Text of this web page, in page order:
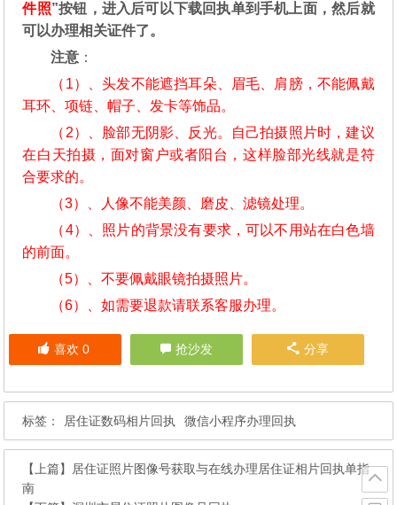
件照”按钮，进入后可以下载回执单到手机上面，然后就
可以办理相关证件了。
注意 ：
（1）、头发不能遮挡耳朵、眉毛、肩膀，不能佩戴
耳环、项链、帽子、发卡等饰品。
（2）、脸部无阴影、反光。自己拍摄照片时，建议
在白天拍摄，面对窗户或者阳台，这样脸部光线就是符
合要求的。
（3）、人像不能美颜、磨皮、滤镜处理。
（4）、照片的背景没有要求，可以不用站在白色墙
的前面。
（5）、不要佩戴眼镜拍摄照片。
（6）、如需要退款请联系客服办理。
喜欢 0 抢沙发 分享
标签： 居住证数码相片回执 微信小程序办理回执
【上篇】 居住证照片图像号获取与在线办理居住证相片回执单指
南